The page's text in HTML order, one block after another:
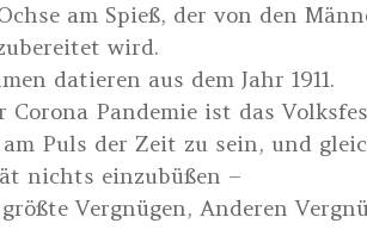
am Spieß, der von den
wird.
datieren aus dem Jahr 1911.
Pandemie ist das
Puls der Zeit zu sein, und
nichts einzubüßen –
Vergnügen, Anderen